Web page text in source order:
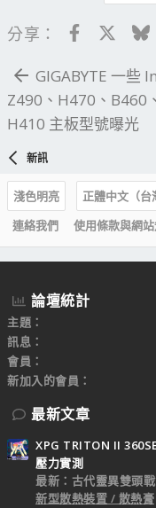
分享： Facebook
GIGABYTE 一些
Z490、H470、B460、
H410 主板型號曝光
新訊
淺色明亮
正體中文（台
連絡我們
使用條款與網
論壇統計
主題
訊息
會員
新加入的會員
最新文章
XPG TRITON II
壓力實測
最新：古代靈異雙頭
新型散熱裝置 / 散熱膏